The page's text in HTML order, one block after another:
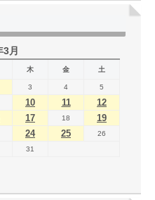
月
木 金 土
3 4
5
10 11 12
17 18
19
24 25 26
31